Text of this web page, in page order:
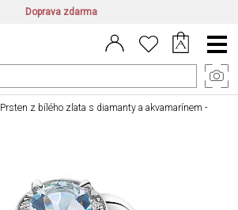
Doprava zdarma
CZ/CZK | EN/EUR PL/PLN
Main
Menu
Prsten z bílého zlata s diamanty a akvamarínem -